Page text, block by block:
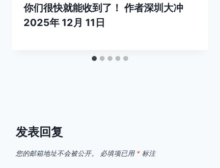
你们很快就能收到了！作者深圳大冲
2025年 12月 11日
发表回复
您的邮箱地址不会被公开。 必填项已用 * 标注